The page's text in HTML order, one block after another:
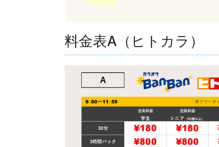
料金表A（ヒトカラ）